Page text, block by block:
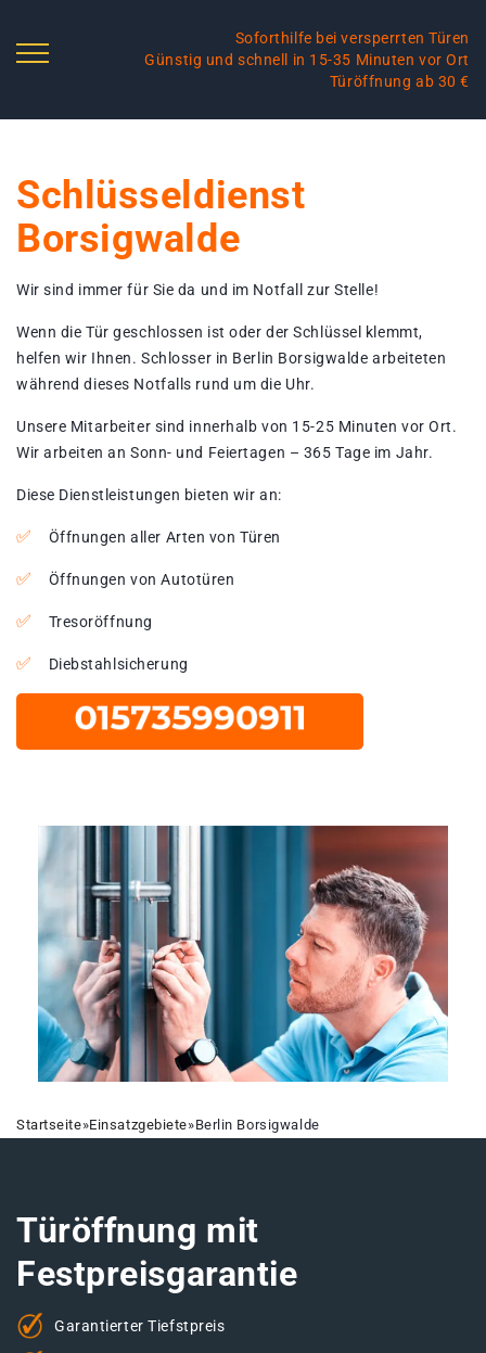
Soforthilfe bei versperrten Türen
Günstig und schnell in 15-35 Minuten vor Ort
Türöffnung ab 30 €
Schlüsseldienst
Borsigwalde
Wir sind immer für Sie da und im Notfall zur Stelle!
Wenn die Tür geschlossen ist oder der Schlüssel klemmt,
helfen wir Ihnen. Schlosser in Berlin Borsigwalde arbeiteten
während dieses Notfalls rund um die Uhr.
Unsere Mitarbeiter sind innerhalb von 15-25 Minuten vor Ort.
Wir arbeiten an Sonn- und Feiertagen – 365 Tage im Jahr.
Diese Dienstleistungen bieten wir an:
Öffnungen aller Arten von Türen
Öffnungen von Autotüren
Tresoröffnung
Diebstahlsicherung
Startseite»Einsatzgebiete»Berlin Borsigwalde
Türöffnung mit
Festpreisgarantie
Garantierter Tiefstpreis